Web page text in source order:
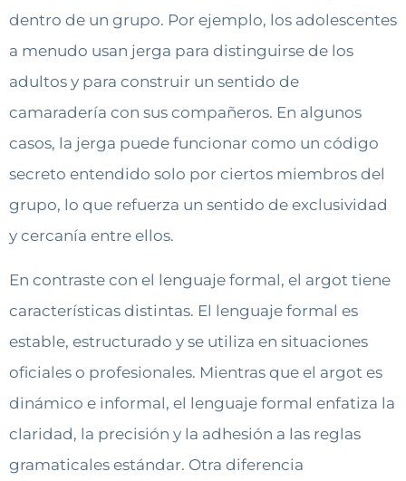
dentro de un grupo. Por ejemplo, los adolescentes
a menudo usan jerga para distinguirse de los
adultos y para construir un sentido de
camaradería con sus compañeros. En algunos
casos, la jerga puede funcionar como un código
secreto entendido solo por ciertos miembros del
grupo, lo que refuerza un sentido de exclusividad
y cercanía entre ellos.
En contraste con el lenguaje formal, el argot tiene
características distintas. El lenguaje formal es
estable, estructurado y se utiliza en situaciones
oficiales o profesionales. Mientras que el argot es
dinámico e informal, el lenguaje formal enfatiza la
claridad, la precisión y la adhesión a las reglas
gramaticales estándar. Otra diferencia